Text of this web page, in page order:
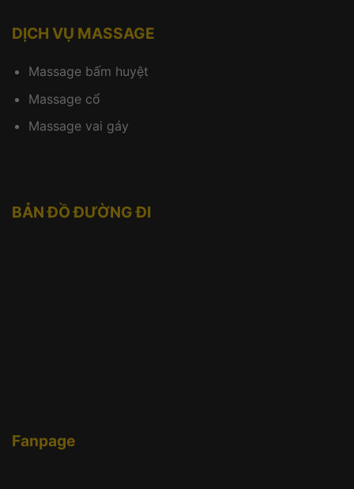
DỊCH VỤ MASSAGE
Massage bấm huyệt
Massage cổ
Massage vai gáy
BẢN ĐỒ ĐƯỜNG ĐI
Fanpage